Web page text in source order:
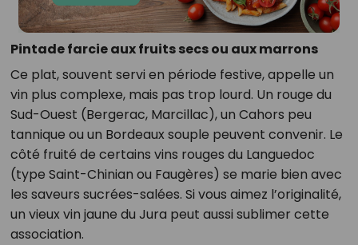
Pintade farcie aux fruits secs ou aux marrons
Ce plat, souvent servi en période festive, appelle un
vin plus complexe, mais pas trop lourd. Un rouge du
Sud-Ouest (Bergerac, Marcillac), un Cahors peu
tannique ou un Bordeaux souple peuvent convenir. Le
côté fruité de certains vins rouges du Languedoc
(type Saint-Chinian ou Faugères) se marie bien avec
les saveurs sucrées-salées. Si vous aimez l’originalité,
un vieux vin jaune du Jura peut aussi sublimer cette
association.